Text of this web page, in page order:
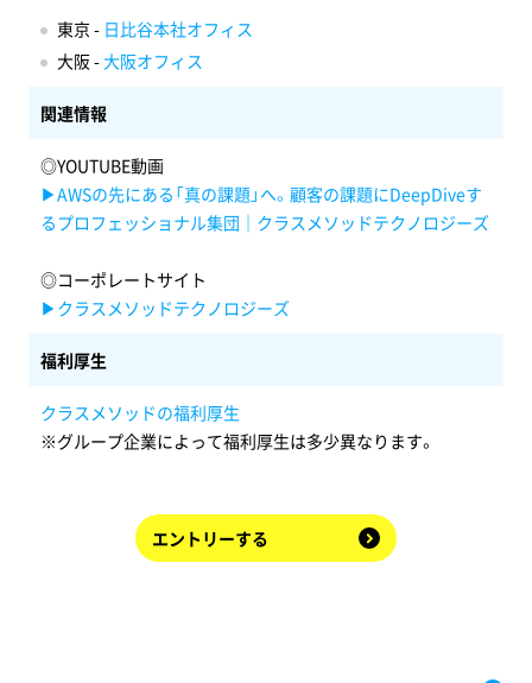
東京 - 日比谷本社オフィス
大阪 - 大阪オフィス
関連情報
◎YOUTUBE動画
▶AWSの先にある「真の課題」へ。顧客の課題にDeepDiveす
るプロフェッショナル集団｜クラスメソッドテクノロジーズ
◎コーポレートサイト
▶クラスメソッドテクノロジーズ
福利厚生
クラスメソッドの福利厚生
※グループ企業によって福利厚生は多少異なります。
エントリーする